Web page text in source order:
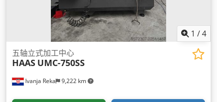
1 /4
Ivanja Reka 9,222 km
五轴立式加工中心
HAAS UMC-750SS